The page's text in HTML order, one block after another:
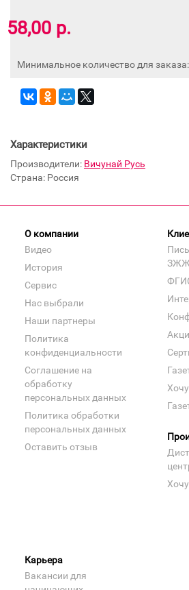
58,00 р.
Минимальное количество для
Характеристики
Производители: Вичунай Русь
Страна: Россия
О компании
Видео
История
Сервис
Нас выбрали
Наши партнеры
Политика
конфиденциальности
Соглашение на
обработку
персональных данных
Политика обработки
персональных данных
Оставить отзыв
ЗЖЖ
Карьера
Вакансии для